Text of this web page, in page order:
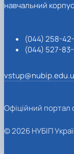
навчальний
(044) 258-
(044) 527-
Офіційний портал
© 2026 НУБІП